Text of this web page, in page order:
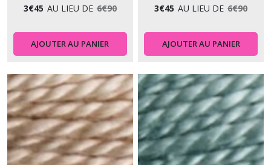
3€45 AU LIEU DE 6€90
AJOUTER AU PANIER
3€45 AU LIEU DE 6€90
AJOUTER AU PANIER